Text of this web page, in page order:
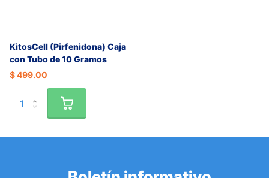
KitosCell (Pirfenidona) Caja
con Tubo de 10 Gramos
$ 499.00